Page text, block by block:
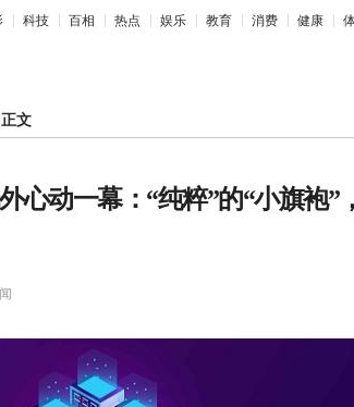
科技 百相 热点 娱乐 教育 消费 健康
正文
心动一幕：“纯粹”的“小旗袍”